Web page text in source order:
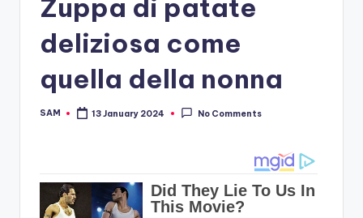
Zuppa di patate
deliziosa come
quella della nonna
Posted
SAM 13 January 2024 No Comments